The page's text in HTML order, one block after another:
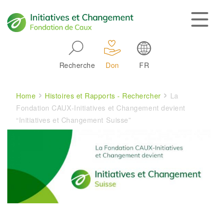
Recherche Don FR
Breadcrumb
Home Histoires et Rapports - Rechercher
La
Fondation CAUX-Initiatives et Changement devient
“Initiatives et Changement Suisse”